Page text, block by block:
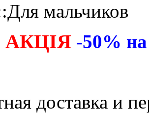
Для мальчиков
АКЦІЯ -50%
доставка и